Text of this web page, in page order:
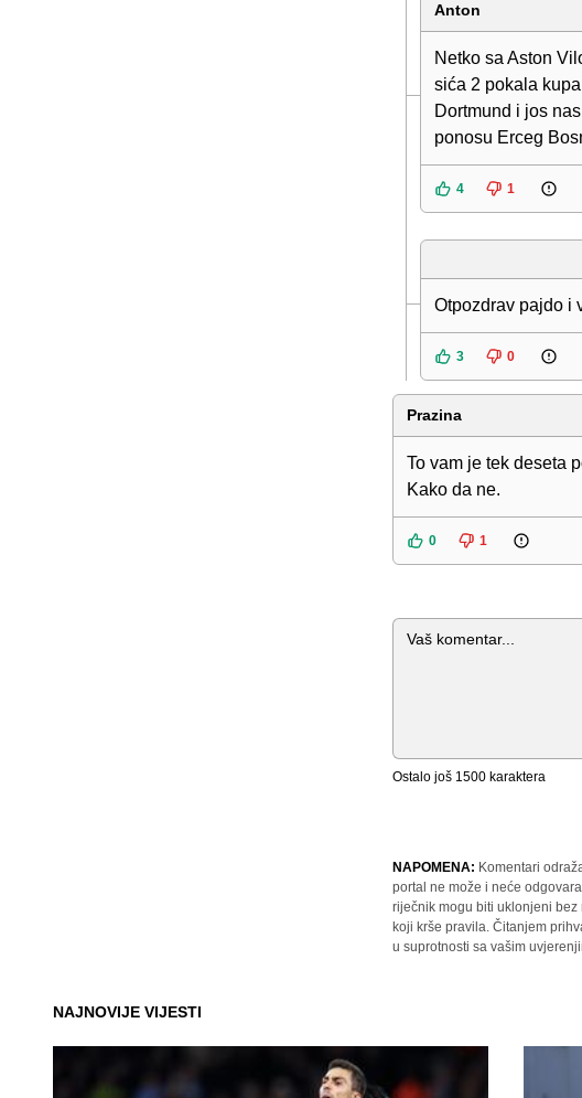
Anton
Netko sa Aston
sića 2 pokala
Dortmund i jos
ponosu Erceg
4 1
Otpozdrav pajdo i
3 0
Prazina
To vam je tek deseta
Kako da ne.
0 1
Komentar
Ostalo još 1500 karaktera
NAPOMENA: Komentari
portal ne može i neće
riječnik mogu biti uklonjeni
koji krše pravila. Čitanjem
u suprotnosti sa vašim
NAJNOVIJE VIJESTI